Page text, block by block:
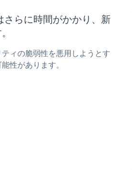
らに時間がかかり、新
ィの脆弱性を悪用しようとす
性があります。